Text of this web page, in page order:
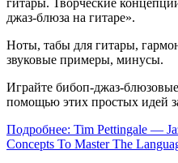
джаз-блюза на гитаре».
Ноты, табы для гитары,
звуковые примеры, минусы.
Играйте бибоп-джаз-
помощью этих простых идей
Подробнее: Tim Pettingale —
Concepts To Master The